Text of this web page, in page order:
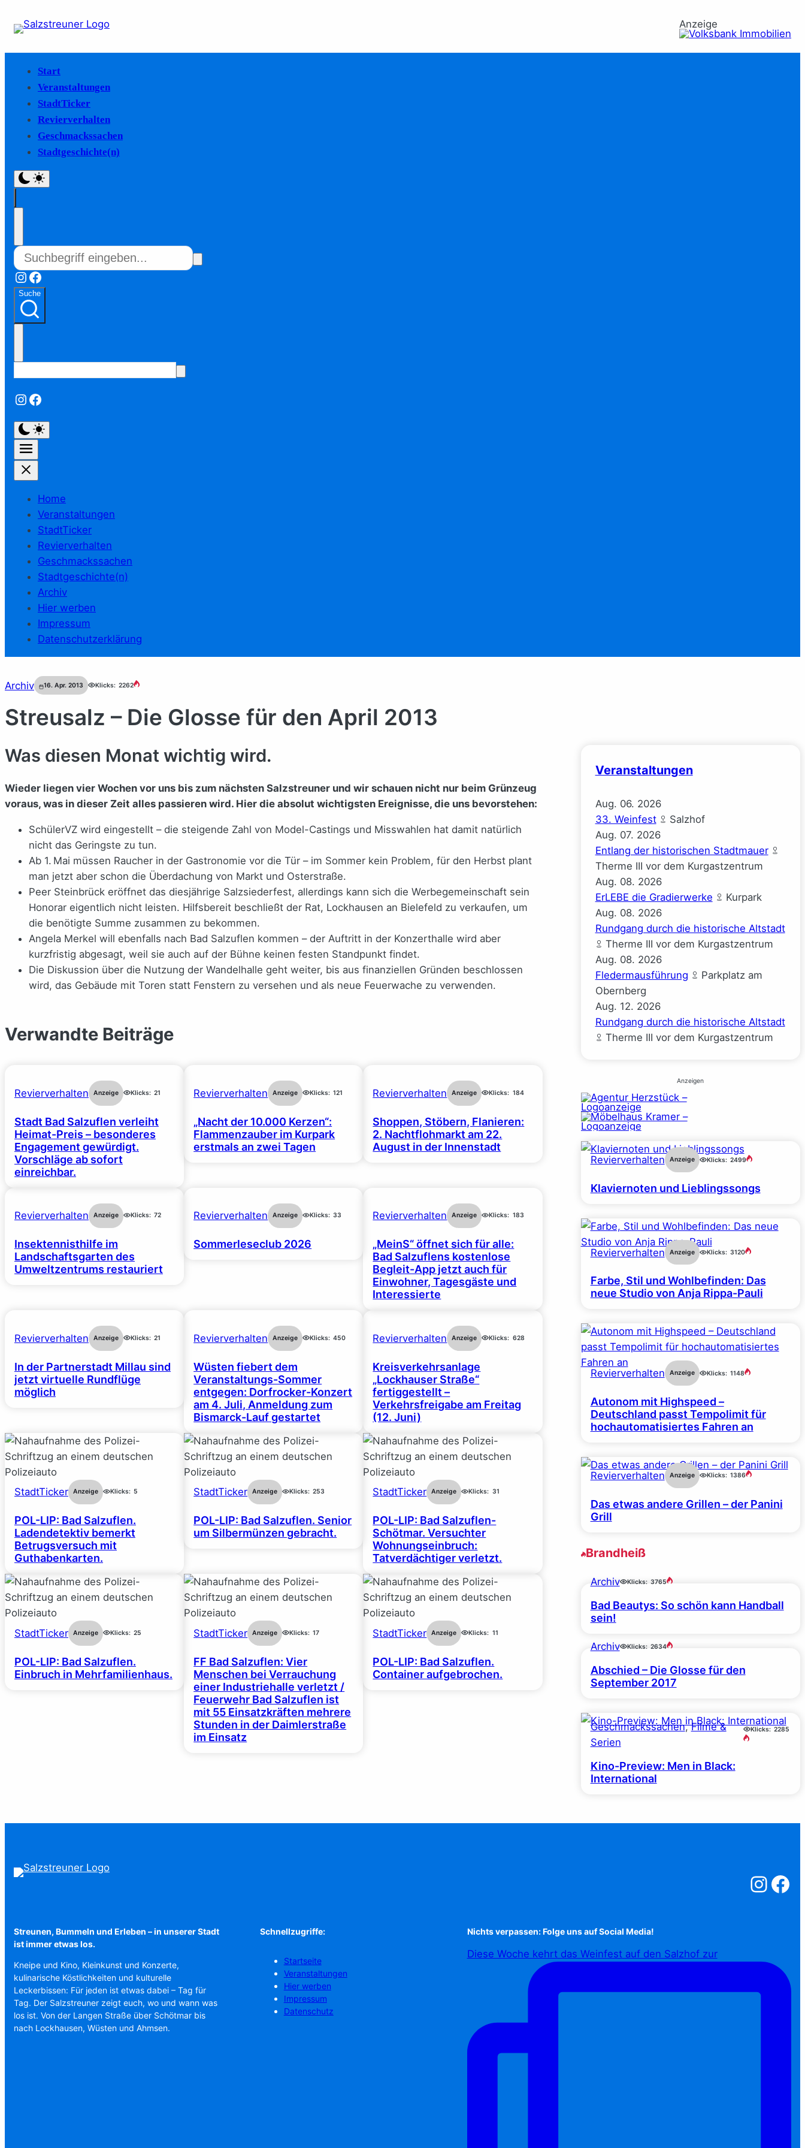
Anzeige
Start
Veranstaltungen
StadtTicker
Revierverhalten
Geschmackssachen
Stadtgeschichte(n)
Instagram
Facebook
Suche
Instagram
Facebook
Home
Veranstaltungen
StadtTicker
Revierverhalten
Geschmackssachen
Stadtgeschichte(n)
Archiv
Hier werben
Impressum
Datenschutzerklärung
Archiv 16. Apr. 2013 Klicks: 2262
Streusalz – Die Glosse für den April 2013
Was diesen Monat wichtig wird.
Wieder liegen vier Wochen vor uns bis zum nächsten Salzstreuner und wir schauen nicht nur beim Grünzeug
voraus, was in dieser Zeit alles passieren wird. Hier die absolut wichtigsten Ereignisse, die uns bevorstehen:
SchülerVZ wird eingestellt – die steigende Zahl von Model-Castings und Misswahlen hat damit natürlich
nicht das Geringste zu tun.
Ab 1. Mai müssen Raucher in der Gastronomie vor die Tür – im Sommer kein Problem, für den Herbst plant
man jetzt aber schon die Überdachung von Markt und Osterstraße.
Peer Steinbrück eröffnet das diesjährige Salzsiederfest, allerdings kann sich die Werbegemeinschaft sein
Honorar eigentlich nicht leisten. Hilfsbereit beschließt der Rat, Lockhausen an Bielefeld zu verkaufen, um
die benötigte Summe zusammen zu bekommen.
Angela Merkel will ebenfalls nach Bad Salzuflen kommen – der Auftritt in der Konzerthalle wird aber
kurzfristig abgesagt, weil sie auch auf der Bühne keinen festen Standpunkt findet.
Die Diskussion über die Nutzung der Wandelhalle geht weiter, bis aus finanziellen Gründen beschlossen
wird, das Gebäude mit Toren statt Fenstern zu versehen und als neue Feuerwache zu verwenden.
Verwandte Beiträge
Revierverhalten Anzeige Klicks: 21
Stadt Bad Salzuflen verleiht
Heimat-Preis – besonderes
Engagement gewürdigt.
Vorschläge ab sofort
einreichbar.
Revierverhalten Anzeige Klicks: 121
„Nacht der 10.000 Kerzen“:
Flammenzauber im Kurpark
erstmals an zwei Tagen
Revierverhalten Anzeige Klicks: 184
Shoppen, Stöbern, Flanieren:
2. Nachtflohmarkt am 22.
August in der Innenstadt
Revierverhalten Anzeige Klicks: 72
Insektennisthilfe im
Landschaftsgarten des
Umweltzentrums restauriert
Revierverhalten Anzeige Klicks: 33
Sommerleseclub 2026
Revierverhalten Anzeige Klicks: 183
„MeinS“ öffnet sich für alle:
Bad Salzuflens kostenlose
Begleit-App jetzt auch für
Einwohner, Tagesgäste und
Interessierte
Revierverhalten Anzeige Klicks: 21
In der Partnerstadt Millau sind
jetzt virtuelle Rundflüge
möglich
Revierverhalten Anzeige Klicks: 450
Wüsten fiebert dem
Veranstaltungs-Sommer
entgegen: Dorfrocker-Konzert
am 4. Juli, Anmeldung zum
Bismarck-Lauf gestartet
Revierverhalten Anzeige Klicks: 628
Kreisverkehrsanlage
„Lockhauser Straße“
fertiggestellt –
Verkehrsfreigabe am Freitag
(12. Juni)
StadtTicker Anzeige Klicks: 5
POL-LIP: Bad Salzuflen.
Ladendetektiv bemerkt
Betrugsversuch mit
Guthabenkarten.
StadtTicker Anzeige Klicks: 253
POL-LIP: Bad Salzuflen. Senior
um Silbermünzen gebracht.
StadtTicker Anzeige Klicks: 31
POL-LIP: Bad Salzuflen-
Schötmar. Versuchter
Wohnungseinbruch:
Tatverdächtiger verletzt.
StadtTicker Anzeige Klicks: 25
POL-LIP: Bad Salzuflen.
Einbruch in Mehrfamilienhaus.
StadtTicker Anzeige Klicks: 17
FF Bad Salzuflen: Vier
Menschen bei Verrauchung
einer Industriehalle verletzt /
Feuerwehr Bad Salzuflen ist
mit 55 Einsatzkräften mehrere
Stunden in der Daimlerstraße
im Einsatz
StadtTicker Anzeige Klicks: 11
POL-LIP: Bad Salzuflen.
Container aufgebrochen.
Veranstaltungen
Aug. 06. 2026
33. Weinfest
Salzhof
Aug. 07. 2026
Entlang der historischen Stadtmauer
Therme III vor dem Kurgastzentrum
Aug. 08. 2026
ErLEBE die Gradierwerke
Kurpark
Aug. 08. 2026
Rundgang durch die historische Altstadt
Therme III vor dem Kurgastzentrum
Aug. 08. 2026
Fledermausführung
Parkplatz am
Obernberg
Aug. 12. 2026
Rundgang durch die historische Altstadt
Therme III vor dem Kurgastzentrum
Anzeigen
Revierverhalten Anzeige Klicks: 2499
Klaviernoten und Lieblingssongs
Revierverhalten Anzeige Klicks: 3120
Farbe, Stil und Wohlbefinden: Das
neue Studio von Anja Rippa-Pauli
Revierverhalten Anzeige Klicks: 1148
Autonom mit Highspeed –
Deutschland passt Tempolimit für
hochautomatisiertes Fahren an
Revierverhalten Anzeige Klicks: 1386
Das etwas andere Grillen – der Panini
Grill
Brandheiß
Archiv Klicks: 3765
Bad Beautys: So schön kann Handball
sein!
Archiv Klicks: 2634
Abschied – Die Glosse für den
September 2017
Geschmackssachen, Filme &
Serien
Klicks: 2285
Kino-Preview: Men in Black:
International
Salzstreuner
Streunen, Bummeln und Erleben – in unserer Stadt
ist immer etwas los.
Kneipe und Kino, Kleinkunst und Konzerte,
kulinarische Köstlichkeiten und kulturelle
Leckerbissen: Für jeden ist etwas dabei – Tag für
Tag. Der Salzstreuner zeigt euch, wo und wann was
los ist. Von der Langen Straße über Schötmar bis
nach Lockhausen, Wüsten und Ahmsen.
Schnellzugriffe:
Startseite
Veranstaltungen
Hier werben
Impressum
Datenschutz
Nichts verpassen: Folge uns auf Social Media!
Diese Woche kehrt das Weinfest auf den Salzhof zur